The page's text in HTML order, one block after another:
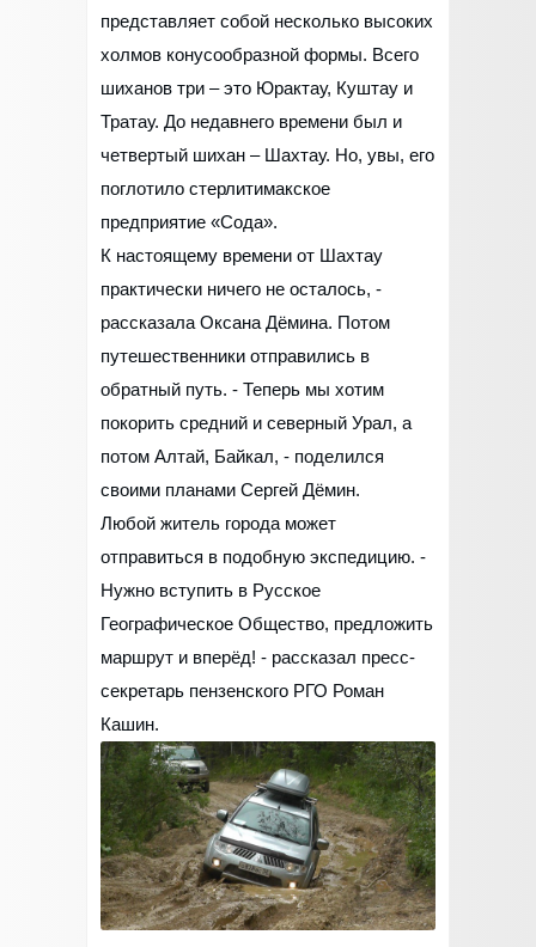
представляет собой несколько высоких
холмов конусообразной формы. Всего
шиханов три – это Юрактау, Куштау и
Тратау. До недавнего времени был и
четвертый шихан – Шахтау. Но, увы, его
поглотило стерлитимакское
предприятие «Сода».
К настоящему времени от Шахтау
практически ничего не осталось, -
рассказала Оксана Дёмина. Потом
путешественники отправились в
обратный путь. - Теперь мы хотим
покорить средний и северный Урал, а
потом Алтай, Байкал, - поделился
своими планами Сергей Дёмин.
Любой житель города может
отправиться в подобную экспедицию. -
Нужно вступить в Русское
Географическое Общество, предложить
маршрут и вперёд! - рассказал пресс-
секретарь пензенского РГО Роман
Кашин.